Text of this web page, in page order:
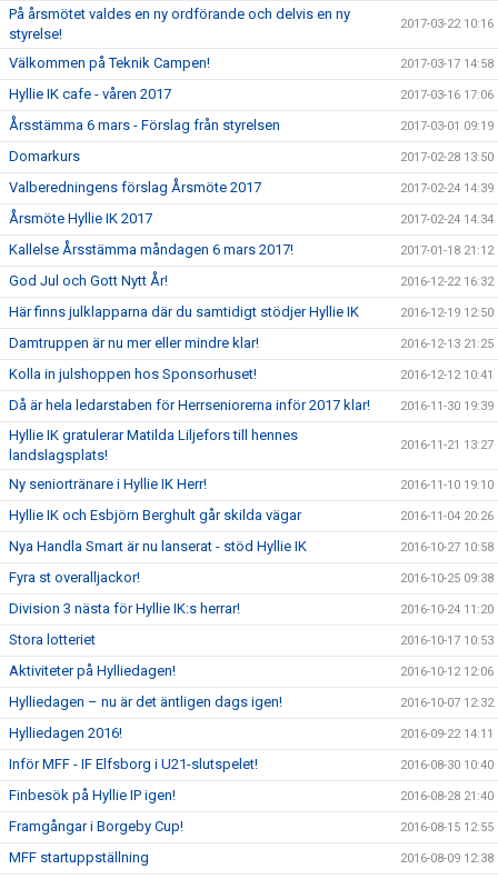
På årsmötet valdes en ny ordförande och delvis en ny
styrelse!
2017-03-22 10:16
Välkommen på Teknik Campen! 2017-03-17 14:58
Hyllie IK cafe - våren 2017 2017-03-16 17:06
Årsstämma 6 mars - Förslag från styrelsen 2017-03-01 09:19
Domarkurs 2017-02-28 13:50
Valberedningens förslag Årsmöte 2017 2017-02-24 14:39
Årsmöte Hyllie IK 2017 2017-02-24 14:34
Kallelse Årsstämma måndagen 6 mars 2017! 2017-01-18 21:12
God Jul och Gott Nytt År! 2016-12-22 16:32
Här finns julklapparna där du samtidigt stödjer Hyllie IK 2016-12-19 12:50
Damtruppen är nu mer eller mindre klar! 2016-12-13 21:25
Kolla in julshoppen hos Sponsorhuset! 2016-12-12 10:41
Då är hela ledarstaben för Herrseniorerna inför 2017 klar! 2016-11-30 19:39
Hyllie IK gratulerar Matilda Liljefors till hennes
landslagsplats!
2016-11-21 13:27
Ny seniortränare i Hyllie IK Herr! 2016-11-10 19:10
Hyllie IK och Esbjörn Berghult går skilda vägar 2016-11-04 20:26
Nya Handla Smart är nu lanserat - stöd Hyllie IK 2016-10-27 10:58
Fyra st overalljackor! 2016-10-25 09:38
Division 3 nästa för Hyllie IK:s herrar! 2016-10-24 11:20
Stora lotteriet 2016-10-17 10:53
Aktiviteter på Hylliedagen! 2016-10-12 12:06
Hylliedagen – nu är det äntligen dags igen! 2016-10-07 12:32
Hylliedagen 2016! 2016-09-22 14:11
Inför MFF - IF Elfsborg i U21-slutspelet! 2016-08-30 10:40
Finbesök på Hyllie IP igen! 2016-08-28 21:40
Framgångar i Borgeby Cup! 2016-08-15 12:55
MFF startuppställning 2016-08-09 12:38